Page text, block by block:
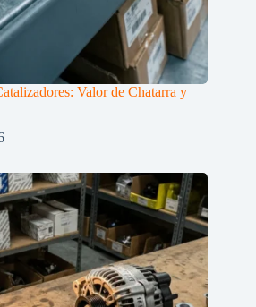
Valor de Chatarra y